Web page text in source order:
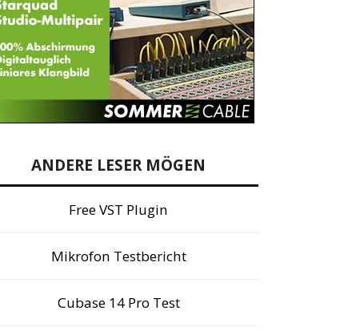
ANDERE LESER MÖGEN
Free VST Plugin
Mikrofon Testbericht
Cubase 14 Pro Test